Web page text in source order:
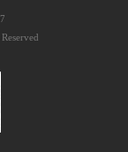
® （Kinesio贴扎
），动（流动），冷
实现这些，贴布的质
Medical
贴扎）通过从皮肤表面
用。对组织的营养供
组织的关节囊。 流
肌内效贴布的发明
常生活产生反复影响
。 筋膜容易受到外部